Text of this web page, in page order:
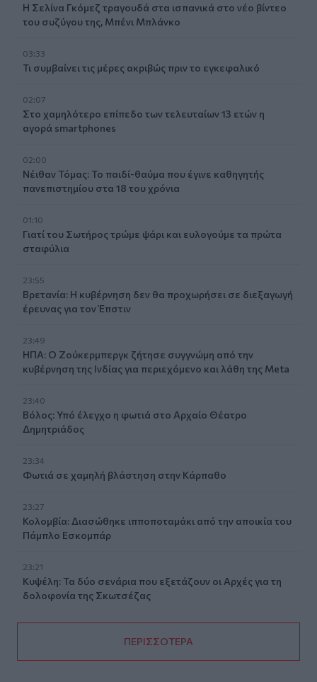
Η Σελίνα Γκόμεζ τραγουδά στα ισπανικά στο νέο βίντεο
του συζύγου της, Μπένι Μπλάνκο
03:33
Τι συμβαίνει τις μέρες ακριβώς πριν το εγκεφαλικό
02:07
Στο χαμηλότερο επίπεδο των τελευταίων 13 ετών η
αγορά smartphones
02:00
Νέιθαν Τόμας: Το παιδί-θαύμα που έγινε καθηγητής
πανεπιστημίου στα 18 του χρόνια
01:10
Γιατί του Σωτήρος τρώμε ψάρι και ευλογούμε τα πρώτα
σταφύλια
23:55
Βρετανία: Η κυβέρνηση δεν θα προχωρήσει σε διεξαγωγή
έρευνας για τον Έπστιν
23:49
ΗΠΑ: Ο Ζούκερμπεργκ ζήτησε συγγνώμη από την
κυβέρνηση της Ινδίας για περιεχόμενο και λάθη της Meta
23:40
Βόλος: Υπό έλεγχο η φωτιά στο Αρχαίο Θέατρο
Δημητριάδος
23:34
Φωτιά σε χαμηλή βλάστηση στην Κάρπαθο
23:27
Κολομβία: Διασώθηκε ιπποποταμάκι από την αποικία του
Πάμπλο Εσκομπάρ
23:21
Κυψέλη: Τα δύο σενάρια που εξετάζουν οι Αρχές για τη
δολοφονία της Σκωτσέζας
ΠΕΡΙΣΣΟΤΕΡΑ